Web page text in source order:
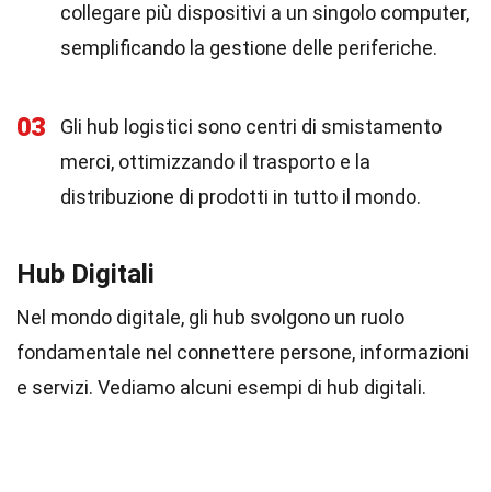
collegare più dispositivi a un singolo computer,
semplificando la gestione delle periferiche.
03
Gli hub logistici sono centri di smistamento
merci, ottimizzando il trasporto e la
distribuzione di prodotti in tutto il mondo.
Hub Digitali
Nel mondo digitale, gli hub svolgono un ruolo
fondamentale nel connettere persone, informazioni
e servizi. Vediamo alcuni esempi di hub digitali.